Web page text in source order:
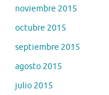
noviembre 2015
octubre 2015
septiembre 2015
agosto 2015
julio 2015